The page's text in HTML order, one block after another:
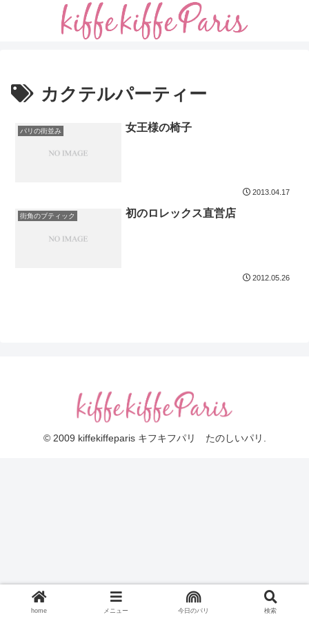
カクテルパーティー
パリの街並み 女王様の椅子
2013.04.17
街角のブティック 初のロレックス直営店
2012.05.26
© 2009 kiffekiffeparis キフキフパリ たのしいパリ.
home メニュー 今日のパリ 検索